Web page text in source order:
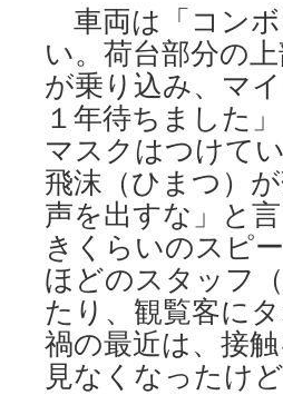
車両は「コン
い。荷台部分の
が乗り込み、マ
１年待ちました
マスクはつけて
飛沫（ひまつ）
声を出すな」と
きくらいのスピ
ほどのスタッフ
たり、観覧客に
禍の最近は、接
見なくなったけ